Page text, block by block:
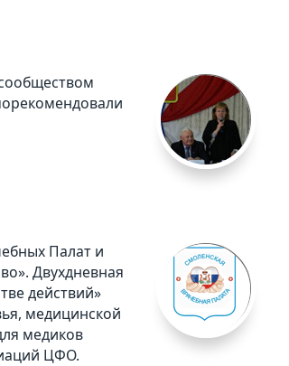
Палат и
Двухдневная
действий»
медицинской
медиков
ЦФО.